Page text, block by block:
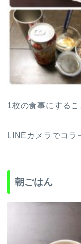
1枚の食事にするこ
LINEカメラでコラ
朝ごはん